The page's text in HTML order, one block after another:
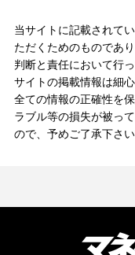
当サイトに記載されて
ただくためのものであ
判断と責任において行
サイトの掲載情報は細
全ての情報の正確性を
ラブル等の損失が被っ
ので、予めご了承下さい